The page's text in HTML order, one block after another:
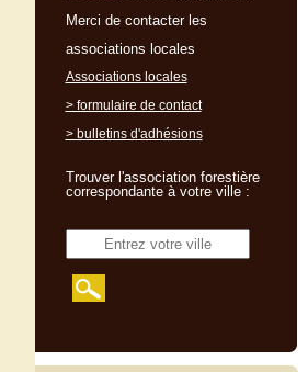
Merci de contacter les
associations locales
Associations locales
> formulaire de contact
> bulletins d'adhésions
Trouver l'association forestière
correspondante à votre ville :